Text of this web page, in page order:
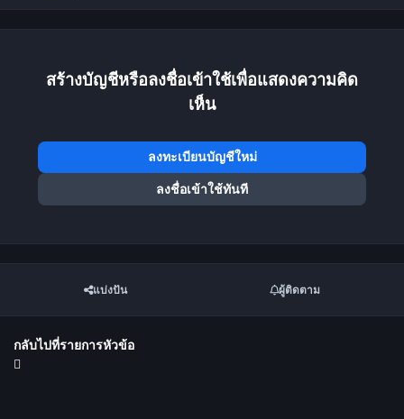
สร้างบัญชีหรือลงชื่อเข้าใช้เพื่อแสดงความคิด
เห็น
ลงทะเบียนบัญชีใหม่
ลงชื่อเข้าใช้ทันที
แบ่งปัน ผู้ติดตาม
กลับไปที่รายการหัวข้อ